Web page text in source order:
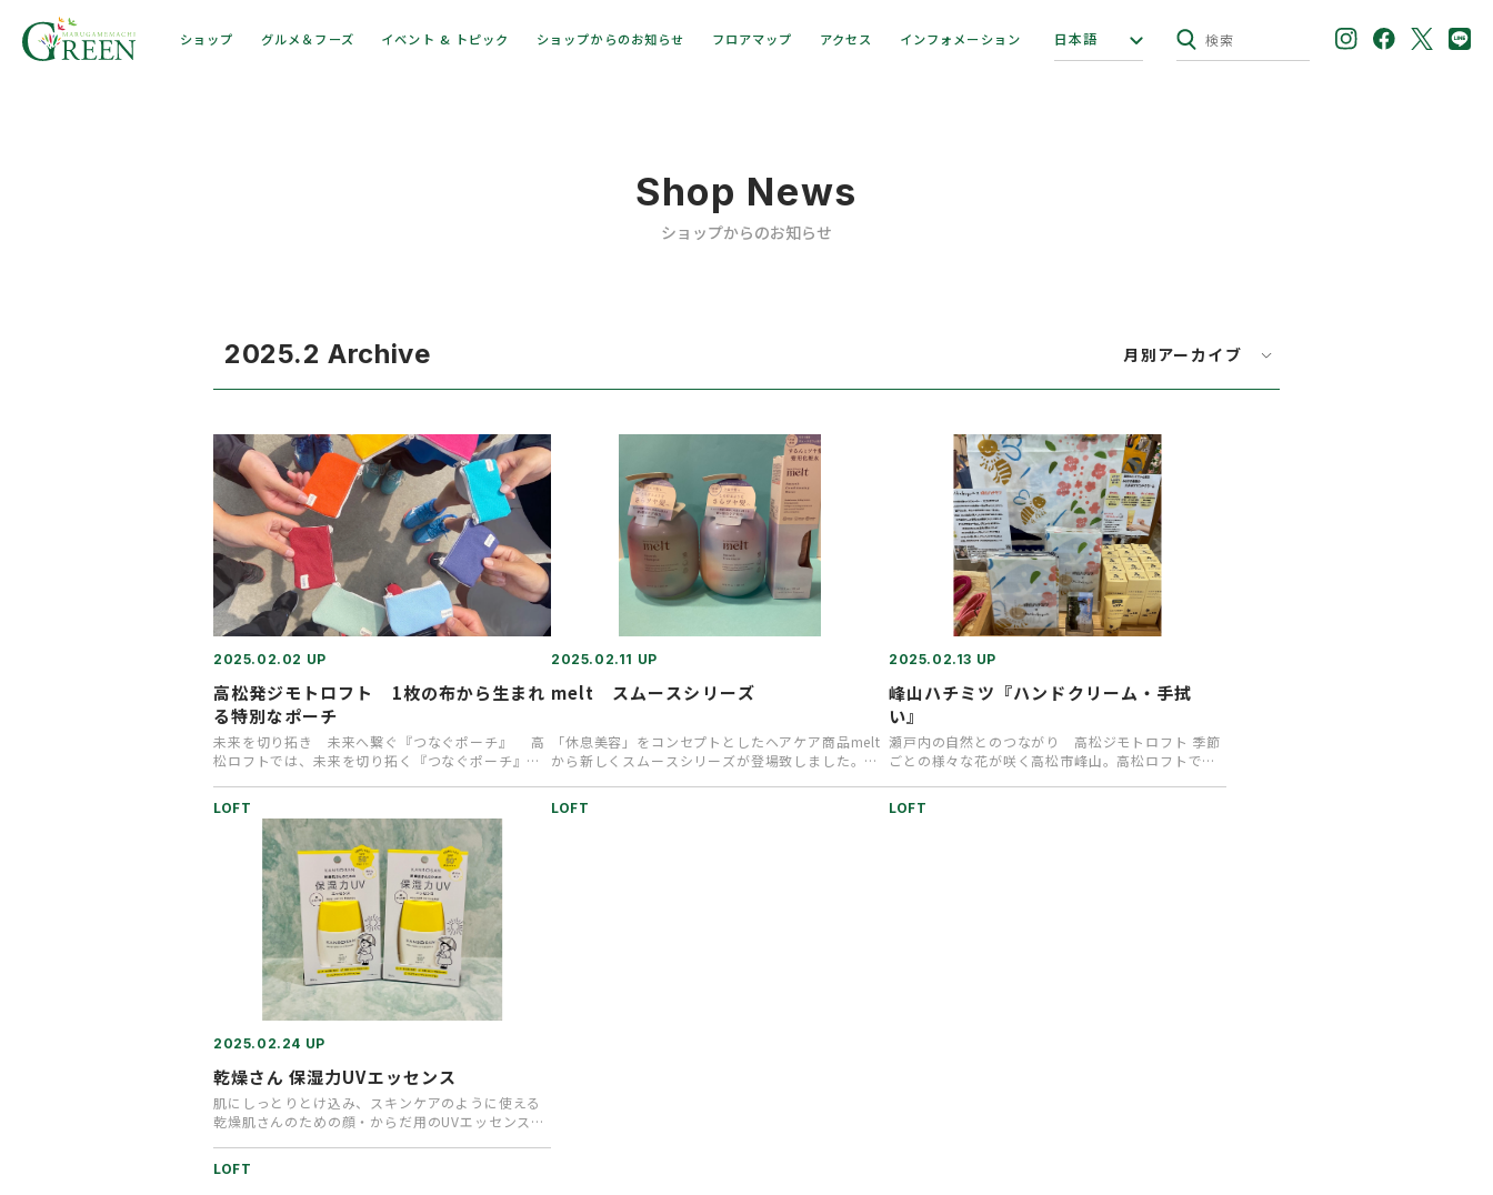
ショップ グルメ＆フーズ イベント & トピック ショップからのお知らせ フロアマップ アクセス インフォメーション 日本語
Shop News
ショップからのお知らせ
2025.2 Archive 月別アーカイブ
2025.02.02 UP
高松発ジモトロフト 1枚の布から生まれ
る特別なポーチ
未来を切り拓き 未来へ繋ぐ『つなぐポーチ』 高
松ロフトでは、未来を切り拓く『つなぐポーチ』を
LOFT
2025.02.11 UP
melt スムースシリーズ
「休息美容」をコンセプトとしたヘアケア商品melt
から新しくスムースシリーズが登場致しました。シ
LOFT
2025.02.13 UP
峰山ハチミツ『ハンドクリーム・手拭
い』
瀬戸内の自然とのつながり 高松ジモトロフト 季節
ごとの様々な花が咲く高松市峰山。高松ロフトで
LOFT
2025.02.24 UP
乾燥さん 保湿力UVエッセンス
肌にしっとりとけ込み、スキンケアのように使える
乾燥肌さんのための顔・からだ用のUVエッセンスで
LOFT